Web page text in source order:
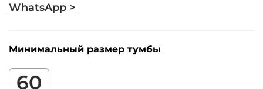
WhatsApp >
Минимальный размер тумбы